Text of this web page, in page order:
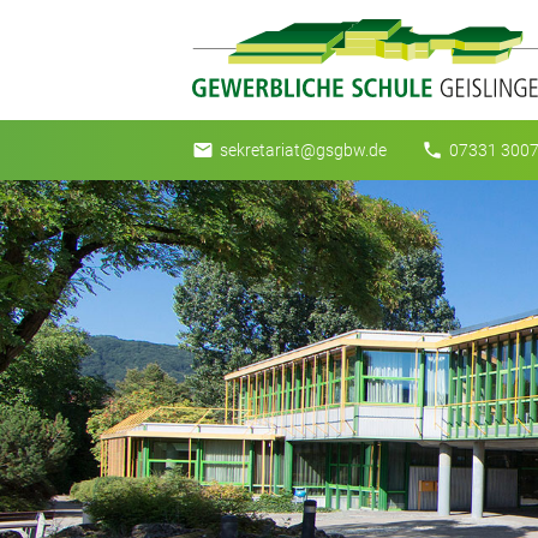
email sekretariat@gsgbw.de phone 07331